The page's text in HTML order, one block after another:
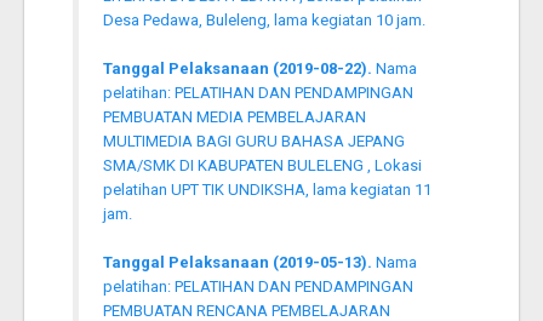
Desa Pedawa, Buleleng, lama kegiatan 10 jam.
Tanggal Pelaksanaan (2019-08-22). Nama
pelatihan: PELATIHAN DAN PENDAMPINGAN
PEMBUATAN MEDIA PEMBELAJARAN
MULTIMEDIA BAGI GURU BAHASA JEPANG
SMA/SMK DI KABUPATEN BULELENG , Lokasi
pelatihan UPT TIK UNDIKSHA, lama kegiatan 11
jam.
Tanggal Pelaksanaan (2019-05-13). Nama
pelatihan: PELATIHAN DAN PENDAMPINGAN
PEMBUATAN RENCANA PEMBELAJARAN